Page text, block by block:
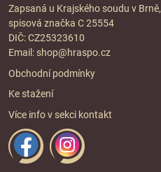
Zapsaná u Krajského soudu v Brně,
spisová značka C 25554
DIČ: CZ25323610
Email: shop@hraspo.cz
Obchodní podmínky
Ke stažení
Více info v sekci kontakt